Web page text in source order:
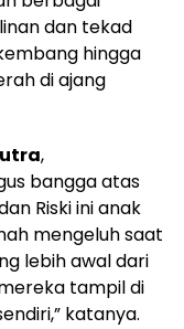
dan tekad
hingga
di ajang
,
bangga atas
Riski ini anak
mengeluh saat
lebih awal dari
tampil di
katanya.